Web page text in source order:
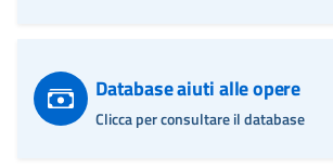
Database aiuti alle opere
Clicca per consultare il database